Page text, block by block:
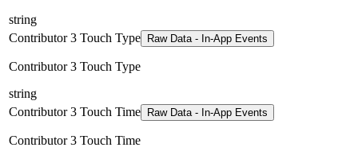
string
Contributor 3 Touch Type
Raw Data - In-App Events
Contributor 3 Touch Type
string
Contributor 3 Touch Time
Raw Data - In-App Events
Contributor 3 Touch Time